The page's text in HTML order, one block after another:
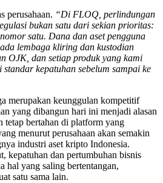
perusahaan. “Di FLOQ, perlindungan
bukan satu dari sekian prioritas:
satu. Dana dan aset pengguna
lembaga kliring dan kustodian
OJK, dan setiap produk yang kami
kepatuhan sebelum sampai ke
merupakan keunggulan kompetitif
yang dibangun hari ini menjadi alasan
tetap bertahan di platform yang
menurut perusahaan akan semakin
industri aset kripto Indonesia.
kepatuhan dan pertumbuhan bisnis
hal yang saling bertentangan,
satu sama lain.